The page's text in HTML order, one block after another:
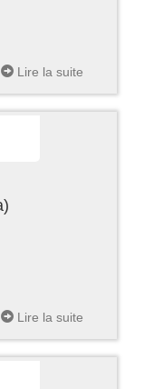
Lire la suite
Lire la suite